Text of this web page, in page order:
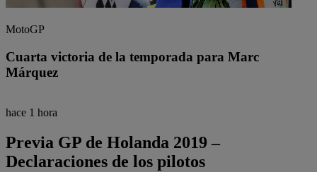
MotoGP
Cuarta victoria de la temporada para Marc
Márquez
hace 1 hora
Previa GP de Holanda 2019 –
Declaraciones de los pilotos